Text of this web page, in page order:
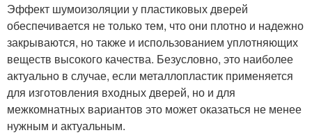
Эффект шумоизоляции у пластиковых дверей
обеспечивается не только тем, что они плотно и надежно
закрываются, но также и использованием уплотняющих
веществ высокого качества. Безусловно, это наиболее
актуально в случае, если металлопластик применяется
для изготовления входных дверей, но и для
межкомнатных вариантов это может оказаться не менее
нужным и актуальным.